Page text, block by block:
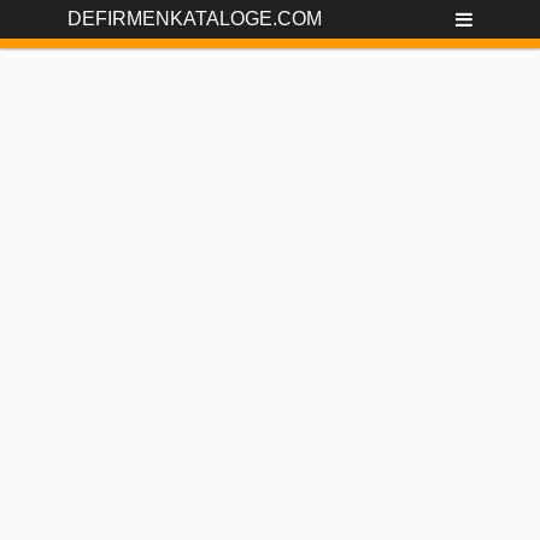
DEFIRMENKATALOGE.COM